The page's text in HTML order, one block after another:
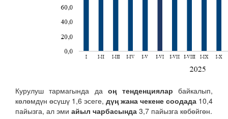
Курулуш тармагында даоң тенденциялар байкалып,
көлөмдүн өсүшү 1,6 эсеге, дүң жана чекене соодада 10,4
пайызга, ал эми айыл чарбасында 3,7 пайызга көбөйгөн.